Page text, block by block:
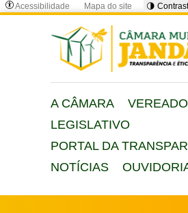
Acessibilidade Mapa do site 🌗
A CÂMARA
LEGISLATIVO
PORTAL DA
NOTÍCIAS